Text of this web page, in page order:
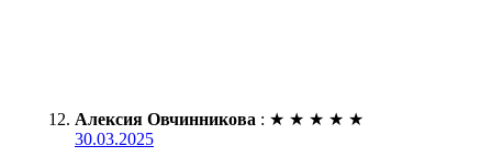
Алексия Овчинникова : ★ ★ ★ ★ ★
30.03.2025